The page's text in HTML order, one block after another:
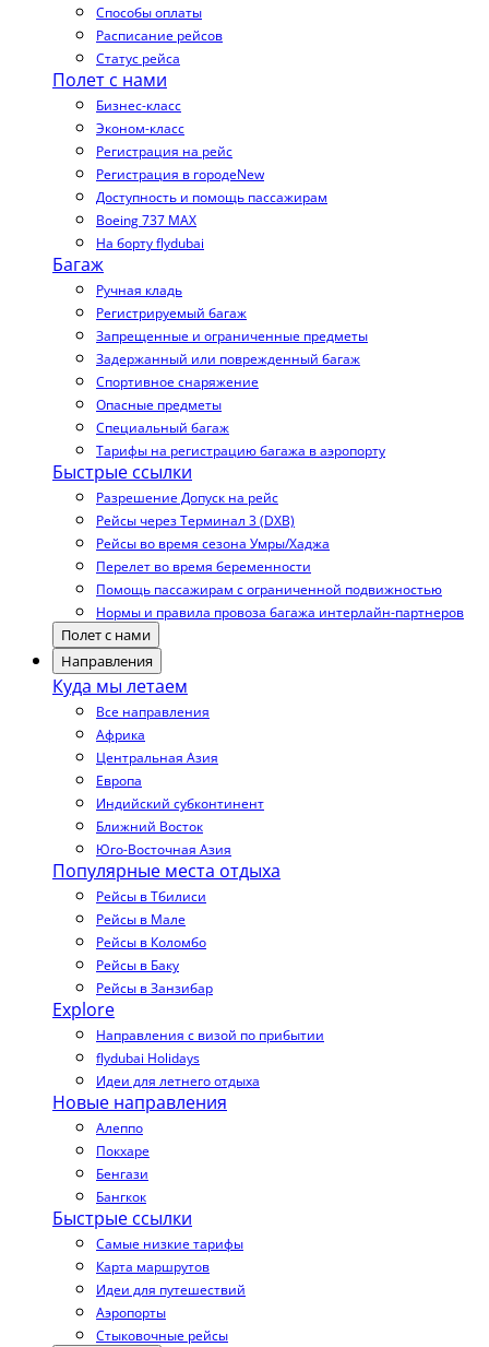
Способы оплаты
Расписание рейсов
Статус рейса
Полет с нами
Бизнес-класс
Эконом-класс
Регистрация на рейс
Регистрация в городеNew
Доступность и помощь пассажирам
Boeing 737 MAX
На борту flydubai
Багаж
Ручная кладь
Регистрируемый багаж
Запрещенные и ограниченные предметы
Задержанный или поврежденный багаж
Спортивное снаряжение
Опасные предметы
Специальный багаж
Тарифы на регистрацию багажа в аэропорту
Быстрые ссылки
Разрешение Допуск на рейс
Рейсы через Терминал 3 (DXB)
Рейсы во время сезона Умры/Хаджа
Перелет во время беременности
Помощь пассажирам с ограниченной подвижностью
Нормы и правила провоза багажа интерлайн-партнеров
Полет с нами
Направления
Куда мы летаем
Все направления
Африка
Центральная Азия
Европа
Индийский субконтинент
Ближний Восток
Юго-Восточная Азия
Популярные места отдыха
Рейсы в Тбилиси
Рейсы в Мале
Рейсы в Коломбо
Рейсы в Баку
Рейсы в Занзибар
Explore
Направления с визой по прибытии
flydubai Holidays
Идеи для летнего отдыха
Новые направления
Алеппо
Покхаре
Бенгази
Бангкок
Быстрые ссылки
Самые низкие тарифы
Карта маршрутов
Идеи для путешествий
Аэропорты
Стыковочные рейсы